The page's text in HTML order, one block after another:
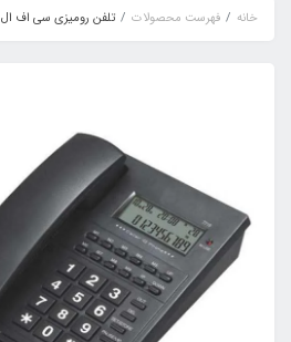
خانه فهرست محصولات تلفن رومیزی سی اف ال CFL 7715